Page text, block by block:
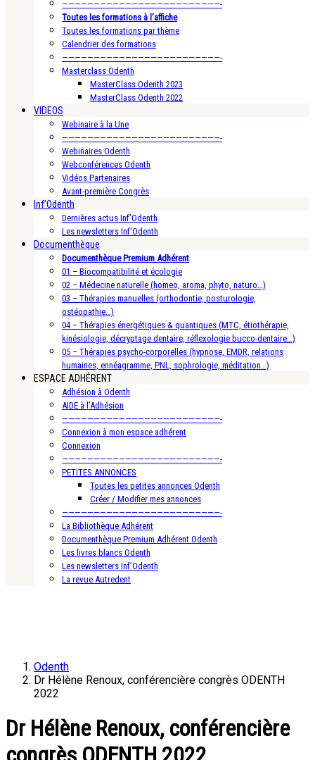
—————————————————————————-
Toutes les formations à l’affiche
Toutes les formations par thème
Calendrier des formations
—————————————————————————-
Masterclass Odenth
MasterClass Odenth 2023
MasterClass Odenth 2022
VIDEOS
Webinaire à la Une
—————————————————————————-
Webinaires Odenth
Webconférences Odenth
Vidéos Partenaires
Avant-première Congrès
Inf’Odenth
Dernières actus Inf’Odenth
Les newsletters Inf’Odenth
Documenthèque
Documenthèque Premium Adhérent
01 – Biocompatibilité et écologie
02 – Médecine naturelle (homeo, aroma, phyto, naturo…)
03 – Thérapies manuelles (orthodontie, posturologie,
ostéopathie…)
04 – Thérapies énergétiques & quantiques (MTC, étiothérapie,
kinésiologie, décryptage dentaire, réflexologie bucco-dentaire…)
05 – Thérapies psycho-corporelles (hypnose, EMDR, relations
humaines, ennéagramme, PNL, sophrologie, méditation…)
ESPACE ADHÉRENT
Adhésion à Odenth
AIDE à l’Adhésion
—————————————————————————-
Connexion à mon espace adhérent
Connexion
—————————————————————————-
PETITES ANNONCES
Toutes les petites annonces Odenth
Créer / Modifier mes annonces
—————————————————————————-
La Bibliothèque Adhérent
Documenthèque Premium Adhérent Odenth
Les livres blancs Odenth
Les newsletters Inf’Odenth
La revue Autredent
Odenth
Dr Hélène Renoux, conférencière congrès ODENTH
2022
Dr Hélène Renoux, conférencière